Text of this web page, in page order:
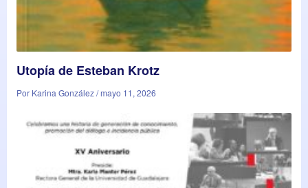
Utopía de Esteban Krotz
Por Karina González / mayo 11, 2026